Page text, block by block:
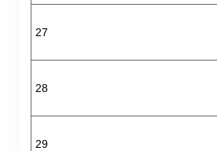
27
28
29